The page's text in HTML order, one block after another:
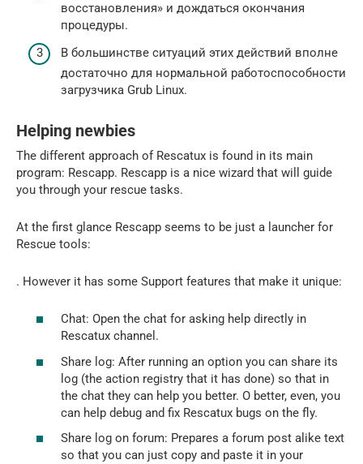
восстановления» и дождаться окончания
процедуры.
В большинстве ситуаций этих действий вполне
достаточно для нормальной работоспособности
загрузчика Grub Linux.
Helping newbies
The different approach of Rescatux is found in its main
program: Rescapp. Rescapp is a nice wizard that will guide
you through your rescue tasks.
At the first glance Rescapp seems to be just a launcher for
Rescue tools:
. However it has some Support features that make it unique:
Chat: Open the chat for asking help directly in
Rescatux channel.
Share log: After running an option you can share its
log (the action registry that it has done) so that in
the chat they can help you better. O better, even, you
can help debug and fix Rescatux bugs on the fly.
Share log on forum: Prepares a forum post alike text
so that you can just copy and paste it in your